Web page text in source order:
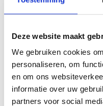
Deze website maakt
We gebruiken cookies
personaliseren, om
en om ons
informatie over uw
partners voor social